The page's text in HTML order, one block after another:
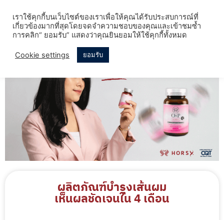
ผลิตภัณฑ์บำรุงเส้นผม
เห็นผลชัดเจนใน 4 เดือน
เราใช้คุกกี้บนเว็บไซต์ของเราเพื่อให้คุณได้รับประสบการณ์ที่
เกี่ยวข้องมากที่สุดโดยจดจำความชอบของคุณและเข้าชมซ้ำ
การคลิก“ ยอมรับ” แสดงว่าคุณยินยอมให้ใช้คุกกี้ทั้งหมด
Cookie settings ยอมรับ